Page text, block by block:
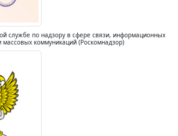
службе по надзору в сфере связи, информационных
массовых коммуникаций (Роскомнадзор)